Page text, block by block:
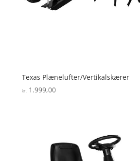
Texas Plænelufter/Vertikalskærer
kr. 1.999,00